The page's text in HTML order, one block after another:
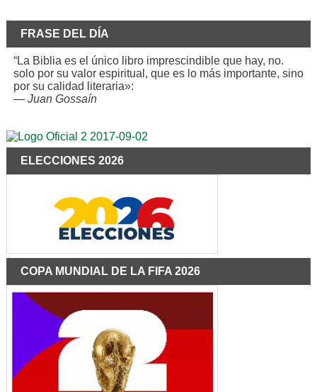
FRASE DEL DÍA
“La Biblia es el único libro imprescindible que hay, no.
solo por su valor espiritual, que es lo más importante, sino
por su calidad literaria»:
— Juan Gossaín
ELECCIONES 2026
COPA MUNDIAL DE LA FIFA 2026